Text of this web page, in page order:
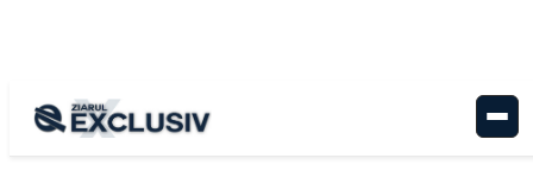
Cultură, Educație